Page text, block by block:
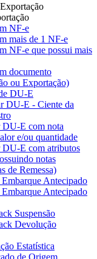
NF-e
mais de 1 NF-e
NF-e que possui mais
documento
ou Exportação)
DU-E
DU-E - Ciente da
DU-E com nota
e/ou quantidade
DU-E com atributos
notas
de Remessa)
Antecipado
Antecipado
Suspensão
Devolução
Estatística
de Origem